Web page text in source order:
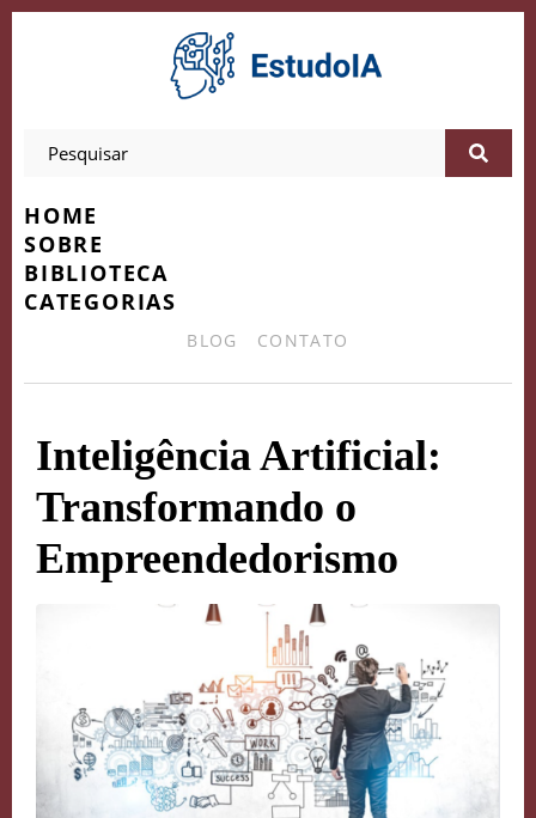
HOME
SOBRE
BIBLIOTECA
CATEGORIAS
BLOG CONTATO
Inteligência Artificial:
Transformando o
Empreendedorismo